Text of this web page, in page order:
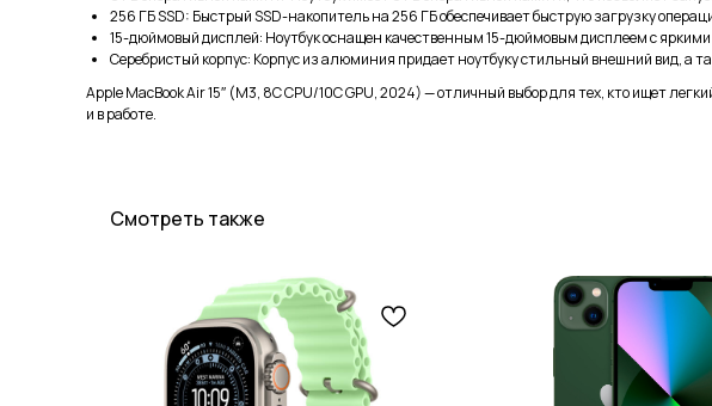
256 ГБ SSD: Быстрый SSD-накопитель на 256 ГБ обеспечивает быструю загрузку
15-дюймовый дисплей: Ноутбук оснащен качественным 15-дюймовым дисплеем с
Серебристый корпус: Корпус из алюминия придает ноутбуку стильный внешний вид, а
Apple MacBook Air 15″ (M3, 8C CPU/10C GPU, 2024) — отличный выбор для тех, кто ищет
и в работе.
Смотреть также